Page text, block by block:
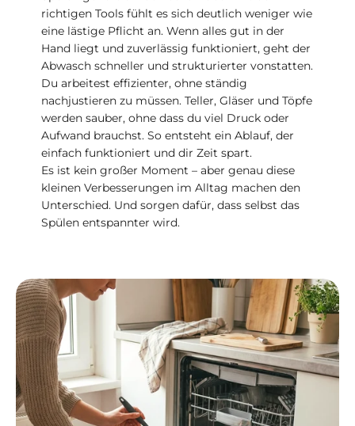
richtigen Tools fühlt es sich deutlich weniger wie
eine lästige Pflicht an. Wenn alles gut in der
Hand liegt und zuverlässig funktioniert, geht der
Abwasch schneller und strukturierter vonstatten.
Du arbeitest effizienter, ohne ständig
nachjustieren zu müssen. Teller, Gläser und Töpfe
werden sauber, ohne dass du viel Druck oder
Aufwand brauchst. So entsteht ein Ablauf, der
einfach funktioniert und dir Zeit spart.
Es ist kein großer Moment – aber genau diese
kleinen Verbesserungen im Alltag machen den
Unterschied. Und sorgen dafür, dass selbst das
Spülen entspannter wird.